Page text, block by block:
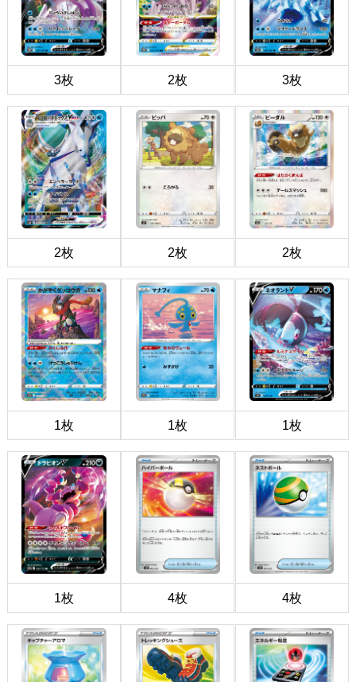
3枚 2枚 3枚
2枚 2枚 2枚
1枚 1枚 1枚
1枚 4枚 4枚